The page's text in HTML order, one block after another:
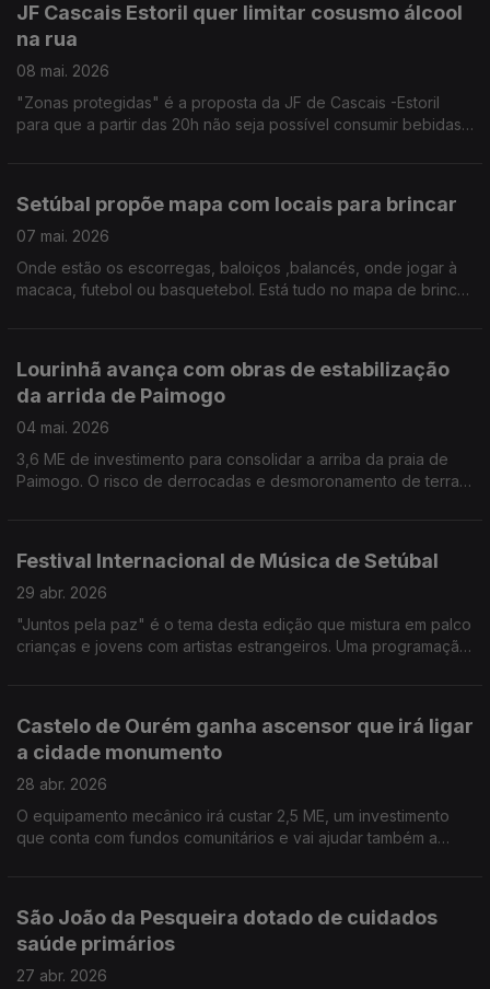
JF Cascais Estoril quer limitar cosusmo álcool
na rua
08 mai. 2026
"Zonas protegidas" é a proposta da JF de Cascais -Estoril
para que a partir das 20h não seja possível consumir bebidas
Setúbal propõe mapa com locais para brincar
07 mai. 2026
Onde estão os escorregas, baloiços ,balancés, onde jogar à
macaca, futebol ou basquetebol. Está tudo no mapa de brincar
Lourinhã avança com obras de estabilização
da arrida de Paimogo
04 mai. 2026
3,6 ME de investimento para consolidar a arriba da praia de
Paimogo. O risco de derrocadas e desmoronamento de terras
Festival Internacional de Música de Setúbal
29 abr. 2026
"Juntos pela paz" é o tema desta edição que mistura em palco
crianças e jovens com artistas estrangeiros. Uma programação
Castelo de Ourém ganha ascensor que irá ligar
a cidade monumento
28 abr. 2026
O equipamento mecânico irá custar 2,5 ME, um investimento
que conta com fundos comunitários e vai ajudar também a
São João da Pesqueira dotado de cuidados
saúde primários
27 abr. 2026